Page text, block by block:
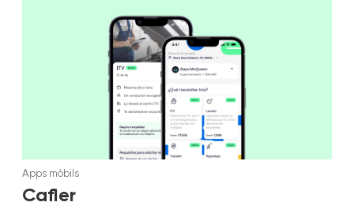
Apps mòbils
Cafler